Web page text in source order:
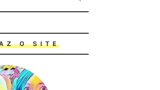
O SITE